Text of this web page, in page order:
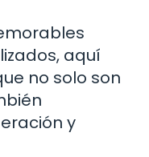
aquí
no solo son
y